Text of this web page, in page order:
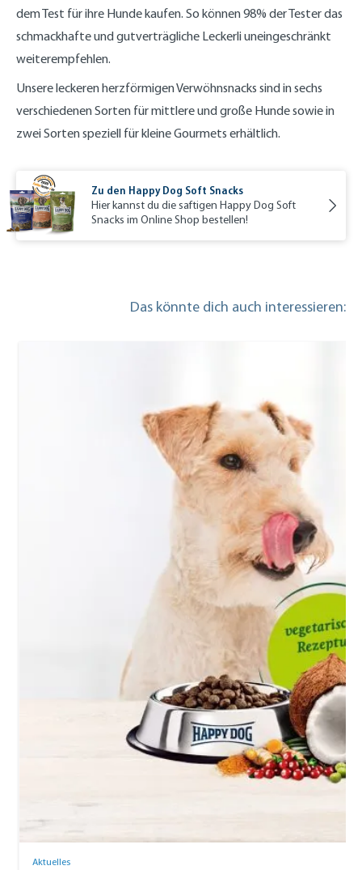
dem Test für ihre Hunde kaufen. So können 98% der Tester das
schmackhafte und gutverträgliche Leckerli uneingeschränkt
weiterempfehlen.
Unsere leckeren herzförmigen Verwöhnsnacks sind in sechs
verschiedenen Sorten für mittlere und große Hunde sowie in
zwei Sorten speziell für kleine Gourmets erhältlich.
Zu den Happy Dog Soft Snacks
Hier kannst du die saftigen Happy Dog Soft
Snacks im Online Shop bestellen!
Das könnte dich auch interessieren:
Aktuelles